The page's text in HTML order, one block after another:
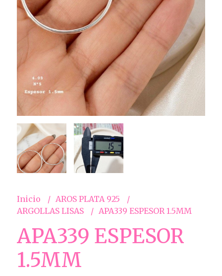
Inicio
AROS PLATA 925
ARGOLLAS LISAS
APA339 ESPESOR 1.5MM
APA339 ESPESOR
1.5MM